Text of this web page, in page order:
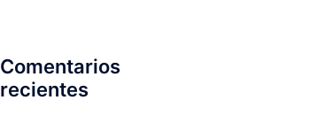
Comentarios
recientes